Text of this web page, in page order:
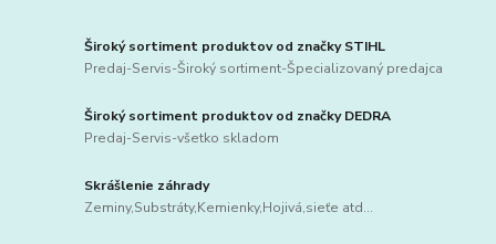
Široký sortiment produktov od značky STIHL
Predaj-Servis-Široký sortiment-Špecializovaný predajca
Široký sortiment produktov od značky DEDRA
Predaj-Servis-všetko skladom
Skrášlenie záhrady
Zeminy,Substráty,Kemienky,Hojivá,sieťe atd...